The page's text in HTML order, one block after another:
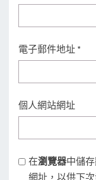
電子郵件地址 *
個人網站網址
在瀏覽器中儲
網址，以供下